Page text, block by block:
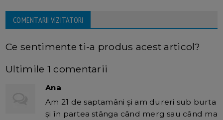
COMENTARII VIZITATORI
Ce sentimente ti-a produs acest articol?
Ultimile 1 comentarii
Ana
Am 21 de saptamâni şi am dureri sub burta
şi în partea stânga când merg sau când ma